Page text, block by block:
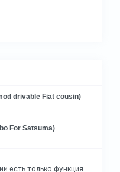
drivable Fiat cousin)
For Satsuma)
есть только функция